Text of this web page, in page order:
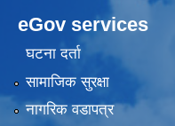
eGov services
घटना दर्ता
सामाजिक सुरक्षा
नागरिक वडापत्र